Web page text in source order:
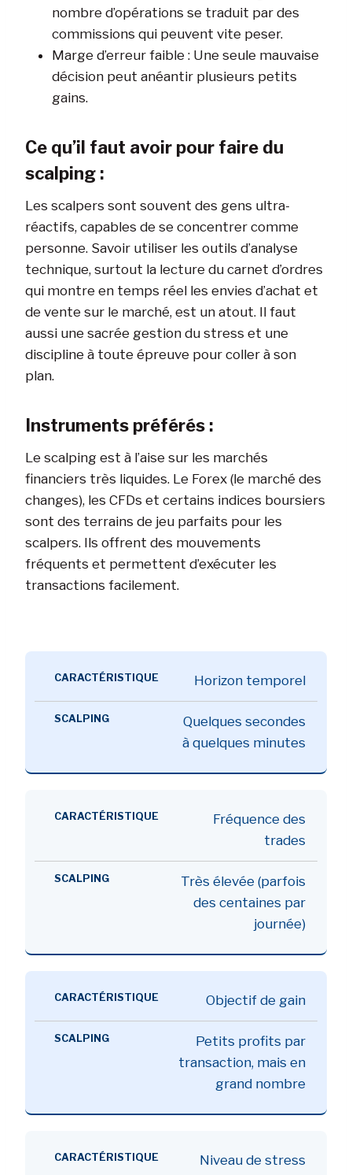
nombre d’opérations se traduit par des
commissions qui peuvent vite peser.
Marge d’erreur faible : Une seule mauvaise
décision peut anéantir plusieurs petits
gains.
Ce qu’il faut avoir pour faire du
scalping :
Les scalpers sont souvent des gens ultra-
réactifs, capables de se concentrer comme
personne. Savoir utiliser les outils d’analyse
technique, surtout la lecture du carnet d’ordres
qui montre en temps réel les envies d’achat et
de vente sur le marché, est un atout. Il faut
aussi une sacrée gestion du stress et une
discipline à toute épreuve pour coller à son
plan.
Instruments préférés :
Le scalping est à l’aise sur les marchés
financiers très liquides. Le Forex (le marché des
changes), les CFDs et certains indices boursiers
sont des terrains de jeu parfaits pour les
scalpers. Ils offrent des mouvements
fréquents et permettent d’exécuter les
transactions facilement.
Horizon temporel
Quelques secondes
à quelques minutes
Fréquence des
trades
Très élevée (parfois
des centaines par
journée)
Objectif de gain
Petits profits par
transaction, mais en
grand nombre
Niveau de stress